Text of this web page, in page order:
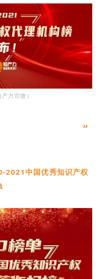
产力官微）
”
2021中国优秀知识产权